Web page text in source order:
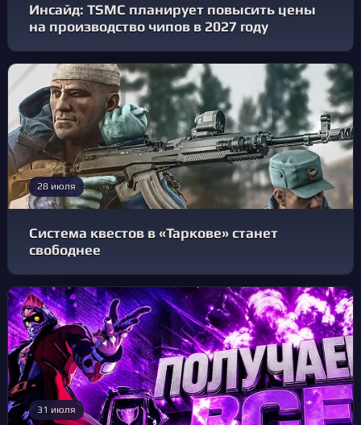
Инсайд: TSMC планирует повысить цены
на производство чипов в 2027 году
28 июля
Система квестов в «Таркове» станет
свободнее
31 июля